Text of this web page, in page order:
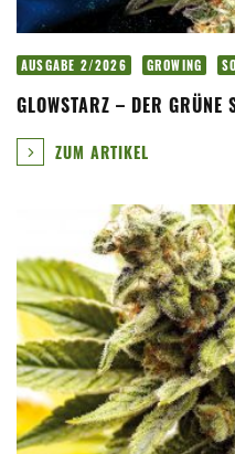
AUSGABE 2/2026 GROWING
GLOWSTARZ – DER
ZUM ARTIKEL